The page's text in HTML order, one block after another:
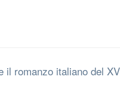
il romanzo italiano del